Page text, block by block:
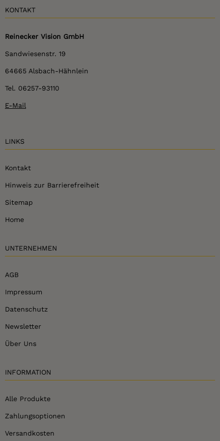
KONTAKT
Reinecker Vision GmbH
Sandwiesenstr. 19
64665 Alsbach-Hähnlein
Tel. 06257-93110
E-Mail
LINKS
Kontakt
Hinweis zur Barrierefreiheit
Sitemap
Home
UNTERNEHMEN
AGB
Impressum
Datenschutz
Newsletter
Über Uns
INFORMATION
Alle Produkte
Zahlungsoptionen
Versandkosten